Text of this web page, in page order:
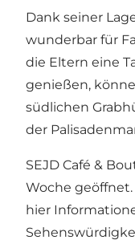
Dank seiner
wunderbar für
die Eltern eine
genießen,
südlichen
der
SEJD Café &
Woche geöffnet.
hier